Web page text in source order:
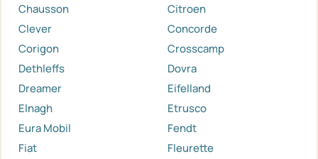
Chausson
Citroen
Clever
Concorde
Corigon
Crosscamp
Dethleffs
Dovra
Dreamer
Eifelland
Elnagh
Etrusco
Eura Mobil
Fendt
Fiat
Fleurette